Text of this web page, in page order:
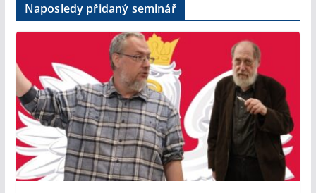
Naposledy přidaný seminář